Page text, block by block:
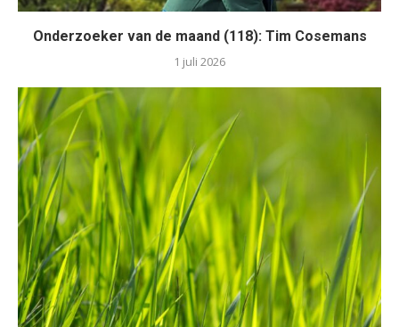
Onderzoeker van de maand (118): Tim Cosemans
1 juli 2026